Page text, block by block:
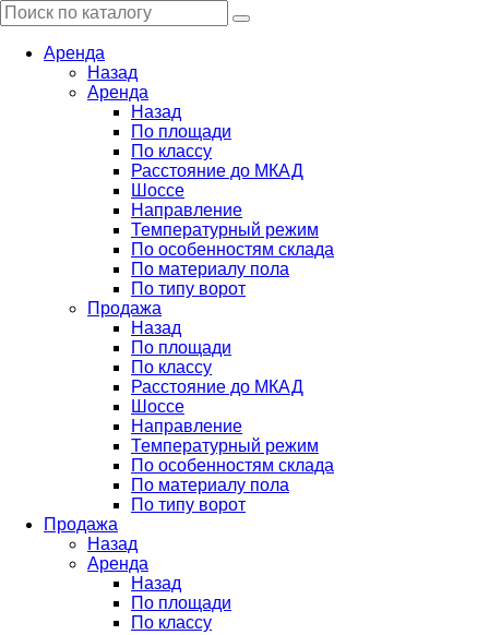
Аренда
Назад
Аренда
Назад
По площади
По классу
Расстояние до МКАД
Шоссе
Направление
Температурный режим
По особенностям склада
По материалу пола
По типу ворот
Продажа
Назад
По площади
По классу
Расстояние до МКАД
Шоссе
Направление
Температурный режим
По особенностям склада
По материалу пола
По типу ворот
Продажа
Назад
Аренда
Назад
По площади
По классу